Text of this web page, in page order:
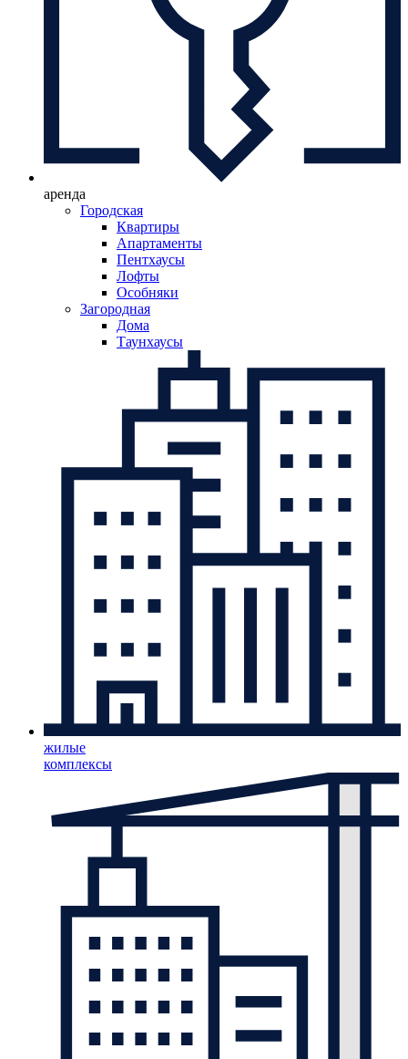
аренда
Городская
Квартиры
Апартаменты
Пентхаусы
Лофты
Особняки
Загородная
Дома
Таунхаусы
жилые
комплексы